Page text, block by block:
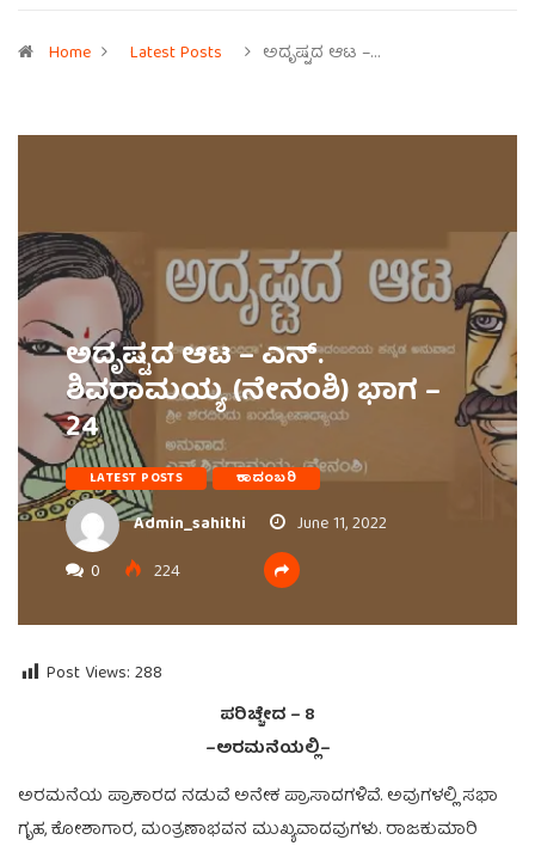
Home Latest Posts ಅದೃಷ್ಟದ ಆಟ –…
ಅದೃಷ್ಟದ ಆಟ – ಎನ್.
ಶಿವರಾಮಯ್ಯ (ನೇನಂಶಿ) ಭಾಗ –
24
LATEST POSTS ಕಾದಂಬರಿ
Admin_sahithi
June 11, 2022
0
224
Post Views: 288
ಪರಿಚ್ಚೇದ – 8
–ಅರಮನೆಯಲ್ಲಿ–
ಅರಮನೆಯ ಪ್ರಾಕಾರದ ನಡುವೆ ಅನೇಕ ಪ್ರಾಸಾದಗಳಿವೆ. ಅವುಗಳಲ್ಲಿ ಸಭಾ
ಗೃಹ, ಕೋಶಾಗಾರ, ಮಂತ್ರಣಾಭವನ ಮುಖ್ಯವಾದವುಗಳು. ರಾಜಕುಮಾರಿ